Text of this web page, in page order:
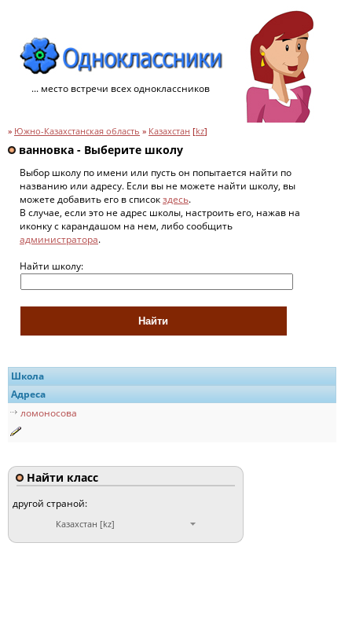
... место встречи всех одноклассников
» Южно-Казахстанская область » Казахстан [kz]
ванновка - Выберите школу
Выбор школу по имени или пусть он попытается найти по
названию или адресу. Если вы не можете найти школу, вы
можете добавить его в списокздесь.
В случае, если это не адрес школы, настроить его, нажав на
иконку с карандашом на нем, либо сообщить
администратора.
Найти школу:
Школа
Адреса
ломоносова
Найти класс
другой страной:
Казахстан [kz]